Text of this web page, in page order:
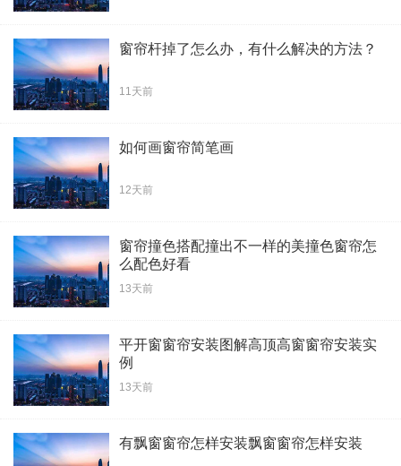
窗帘杆掉了怎么办，有什么解决的方法？
11天前
如何画窗帘简笔画
12天前
窗帘撞色搭配撞出不一样的美撞色窗帘怎
么配色好看
13天前
平开窗窗帘安装图解高顶高窗窗帘安装实
例
13天前
有飘窗窗帘怎样安装飘窗窗帘怎样安装